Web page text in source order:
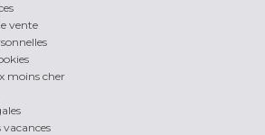
vente
moins cher
vacances